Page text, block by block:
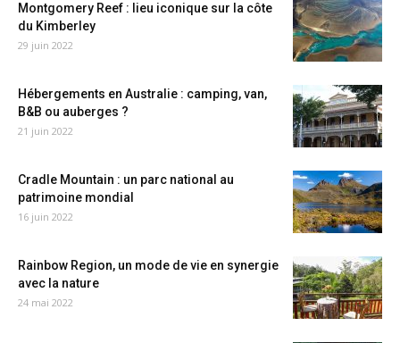
Montgomery Reef : lieu iconique sur la côte
du Kimberley
29 juin 2022
Hébergements en Australie : camping, van,
B&B ou auberges ?
21 juin 2022
Cradle Mountain : un parc national au
patrimoine mondial
16 juin 2022
Rainbow Region, un mode de vie en synergie
avec la nature
24 mai 2022